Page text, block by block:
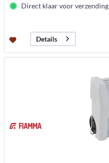
Direct klaar voor verzending
Details